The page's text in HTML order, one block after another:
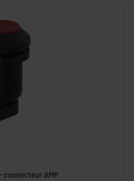
connecteur AMP